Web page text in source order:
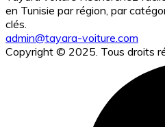
en Tunisie par région, par
clés.
admin@tayara-voiture.com
Copyright © 2025. Tous droits